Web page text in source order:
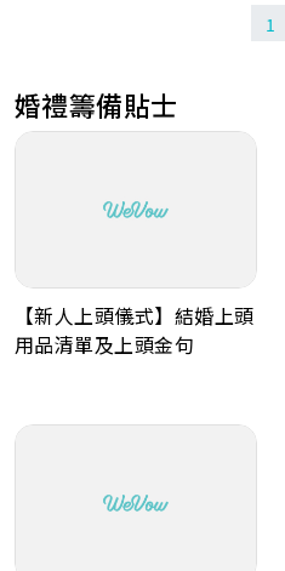
1
婚禮籌備貼士
【新人上頭儀式】結婚上頭
用品清單及上頭金句